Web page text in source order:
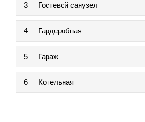
3 Гостевой санузел
4 Гардеробная
5 Гараж
6 Котельная